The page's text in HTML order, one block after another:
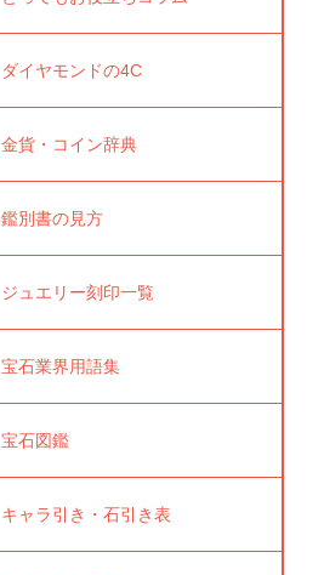
ダイヤモンドの4C
金貨・コイン辞典
鑑別書の見方
ジュエリー刻印一覧
宝石業界用語集
宝石図鑑
キャラ引き・石引き表